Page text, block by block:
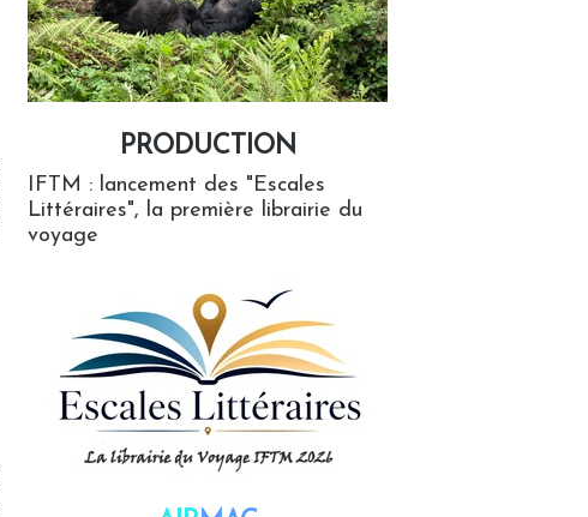
PRODUCTION
IFTM : lancement des "Escales
Littéraires", la première librairie du
voyage